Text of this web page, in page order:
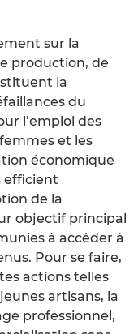
sur la
production, de
la
du
l’emploi des
et les
économique
efficient
de la
objectif principal
à accéder à
Pour se faire,
actions telles
artisans, la
professionnel,